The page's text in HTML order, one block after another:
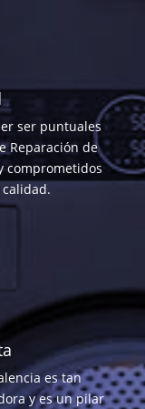
ser puntuales
Reparación de
comprometidos
es tan
y es un pilar